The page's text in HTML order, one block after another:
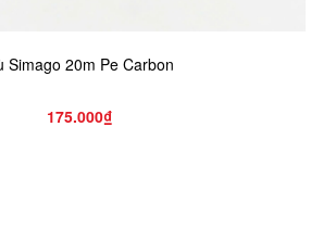
Simago 20m Pe Carbon
175.000₫